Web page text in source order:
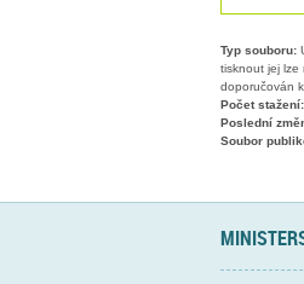
Typ souboru:
tisknout jej lze
doporučován
Počet stažení:
Poslední
Soubor